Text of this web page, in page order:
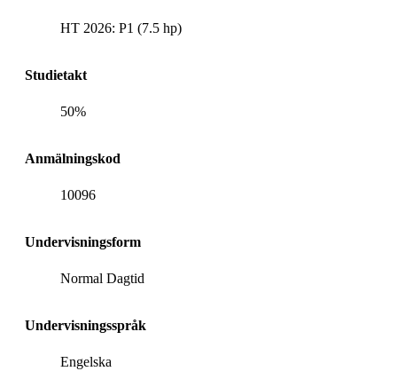
HT 2026: P1 (7.5 hp)
Studietakt
50%
Anmälningskod
10096
Undervisningsform
Normal Dagtid
Undervisningsspråk
Engelska